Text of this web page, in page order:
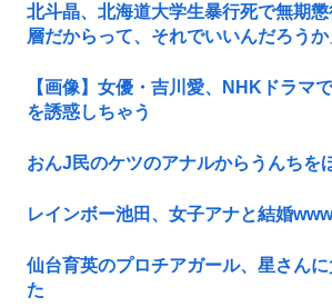
北斗晶、北海道大学生暴行死で無期
層だからって、それでいいんだろうか
【画像】女優・吉川愛、NHKドラマ
を誘惑しちゃう
おんJ民のケツのアナルからうんちを
レインボー池田、女子アナと結婚www
仙台育英のプロチアガール、星さん
た